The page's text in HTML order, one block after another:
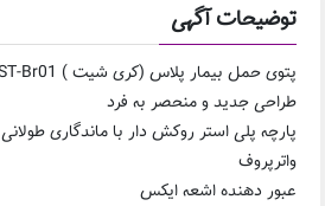
توضیحات آگهی
پتوی حمل بیمار پلاس (کری شیت ) ST-Br01+
طراحی جدید و منحصر به فرد
پارچه پلی استر روکش دار با ماندگاری طولانی
واترپروف
عبور دهنده اشعه ایکس